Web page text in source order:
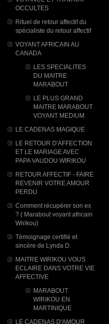
OCCULTES
Rituel de retour affectif du
spécialiste du retour affectif
VOYANT AFRICAIN AU
CANADA
LES SPECIALITES
DU MAITRE
MARABOUT
LE PLUS GRAND
MAITRE MARABOUT
VOYANT MEDIUM
LE CADENAS MAGIQUE
LE RETOUR D'AFFECTION
ET LE MARIAGE AVEC
PAPA VAUDOU WIRIKOU
RETOUR AFFECTIF - FAIRE
REVENIR VOTRE AMOUR
PERDU
Comment récupérer son ex
? ( Marabout voyant africain
Wirikou)
Témoignage certifié et
sincère de Lynda D.
MAITRE WIRIKOU VOUS
ECLAIRE DANS VOTRE VIE
AFFECTIVE
MARABOUT
WIRIKOU ​EN
MARTINIQUE
LE CADENAS D'AMOUR